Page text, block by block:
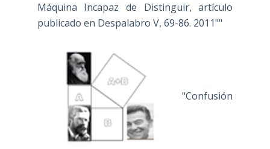
Máquina Incapaz de Distinguir, artículo
publicado en Despalabro V, 69-86. 2011""
"Confusión